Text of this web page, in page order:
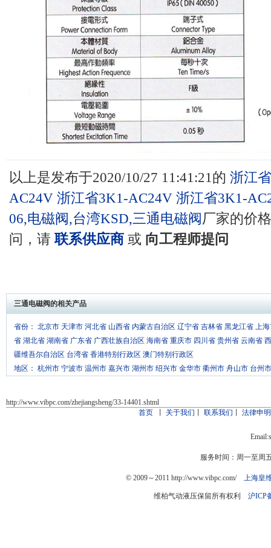
以上是发布于2020/10/27 11:41:21的 浙江
AC24V 浙江省3K1-AC24V 浙江省3K1-
06,电磁阀,台湾KSD,三通电磁阀 厂家的价
问，请联系供应商 或 向工程师提问
三通电磁阀的相关产品
省份： 北京市 天津市 河北省 山西省 内蒙古自治区 辽宁省 吉林省 黑龙江省 上
省 湖北省 湖南省 广东省 广西壮族自治区 海南省 重庆市 四川省 贵州省 云南省
疆维吾尔自治区 台湾省 香港特别行政区 澳门特别行政区
地区： 杭州市 宁波市 温州市 嘉兴市 湖州市 绍兴市 金华市 衢州市 舟山市 台州市
http://www.vibpc.com/zhejiangsheng/33-14401.shtml
首页
关于我们 丨联系我们 丨法律申明
服务时间：周一至周
© 2009～2011 http://www.vibpc.com/ 上海皇
维柏气动液压保留所有权利 沪ICP